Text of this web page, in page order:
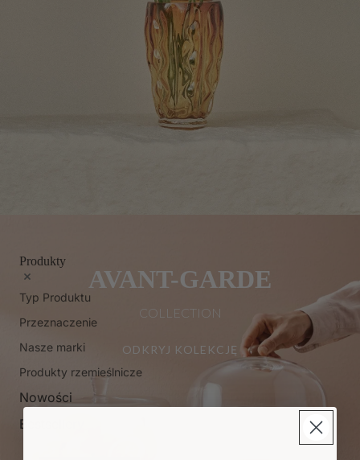
Produkty
Typ Produktu
Przeznaczenie
Nasze marki
Produkty rzemieślnicze
Nowości
Bestsellery
AVANT-GARDE
COLLECTION
ODKRYJ KOLEKCJĘ